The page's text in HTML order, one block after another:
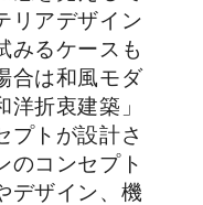
リアデザイン
みるケースも
合は和風モダ
折衷建築」
プトが設計さ
のコンセプト
デザイン、機